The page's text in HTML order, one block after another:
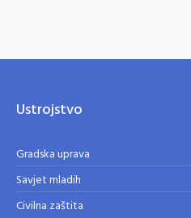
Ustrojstvo
Gradska uprava
Savjet mladih
Civilna zaštita